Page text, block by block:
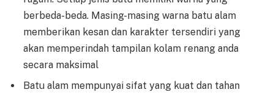
berbeda-beda. Masing-masing warna batu alam
memberikan kesan dan karakter tersendiri yang
akan memperindah tampilan kolam renang anda
secara maksimal
Batu alam mempunyai sifat yang kuat dan tahan